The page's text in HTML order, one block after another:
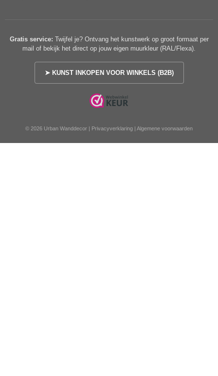
Gratis service: Twijfel je? Ontvang het kunstwerk op groot formaat per
mail of bekijk het direct op jouw eigen muurkleur (RAL/Flexa).
➤ KUNST INKOPEN VOOR WINKELS (B2B)
© 2026 Urban Wanddecor | Privacyverklaring | Algemene voorwaarden